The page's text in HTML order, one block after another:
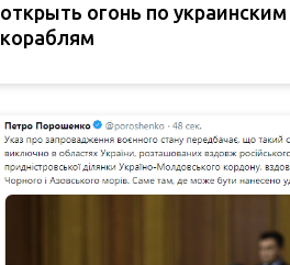
открыть огонь по украинским
кораблям